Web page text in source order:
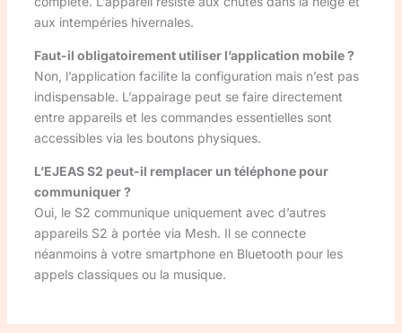
aux intempéries hivernales.
Faut-il obligatoirement utiliser l’application mobile ?
Non, l’application facilite la configuration mais n’est pas
indispensable. L’appairage peut se faire directement
entre appareils et les commandes essentielles sont
accessibles via les boutons physiques.
L’EJEAS S2 peut-il remplacer un téléphone pour
communiquer ?
Oui, le S2 communique uniquement avec d’autres
appareils S2 à portée via Mesh. Il se connecte
néanmoins à votre smartphone en Bluetooth pour les
appels classiques ou la musique.